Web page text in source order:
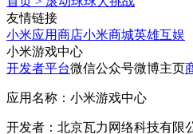
友情链接
小米应用商店小米商城英雄互娱
小米游戏中心
开发者平台微信公众号微博主页
应用名称：小米游戏中心
开发者：北京瓦力网络科技有限